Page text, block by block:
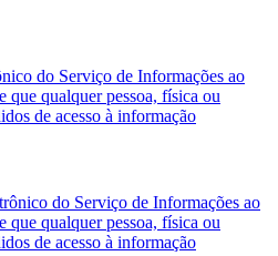
do Serviço de Informações ao
que qualquer pessoa, física ou
de acesso à informação
do Serviço de Informações ao
que qualquer pessoa, física ou
de acesso à informação